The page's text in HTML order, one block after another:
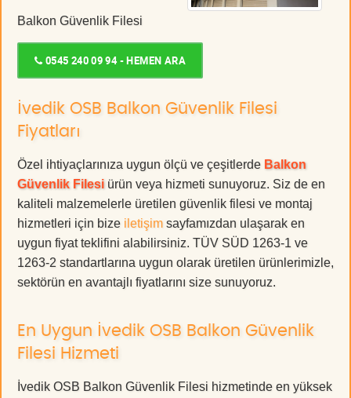
Balkon Güvenlik Filesi
0545 240 09 94 - HEMEN ARA
İvedik OSB Balkon Güvenlik Filesi
Fiyatları
Özel ihtiyaçlarınıza uygun ölçü ve çeşitlerde Balkon
Güvenlik Filesi ürün veya hizmeti sunuyoruz. Siz de en
kaliteli malzemelerle üretilen güvenlik filesi ve montaj
hizmetleri için bize iletişim sayfamızdan ulaşarak en
uygun fiyat teklifini alabilirsiniz. TÜV SÜD 1263-1 ve
1263-2 standartlarına uygun olarak üretilen ürünlerimizle,
sektörün en avantajlı fiyatlarını size sunuyoruz.
En Uygun İvedik OSB Balkon Güvenlik
Filesi Hizmeti
İvedik OSB Balkon Güvenlik Filesi hizmetinde en yüksek